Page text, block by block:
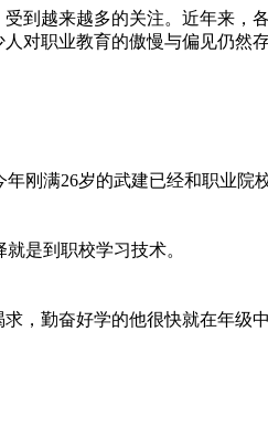
到越来越多的关注。近年来，
对职业教育的傲慢与偏见仍然存
满26岁的武建已经和职业院校
是到职校学习技术。
勤奋好学的他很快就在年级